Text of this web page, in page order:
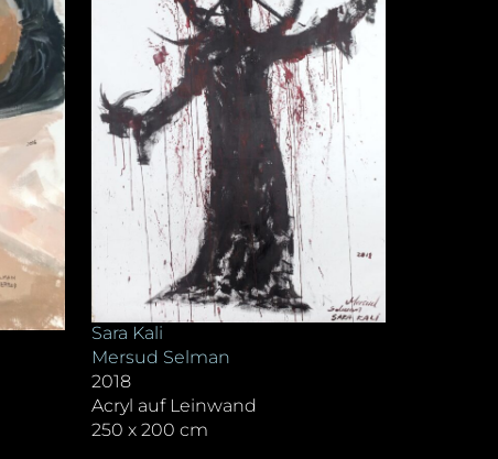
Sara Kali
Mersud Selman
2018
Acryl auf Leinwand
250 x 200 cm